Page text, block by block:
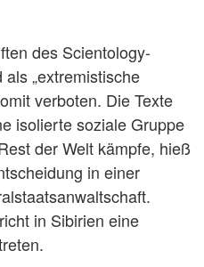
des Scientology-
„extremistische
verboten. Die Texte
isolierte soziale Gruppe
der Welt kämpfe, hieß
in einer
in Sibirien eine